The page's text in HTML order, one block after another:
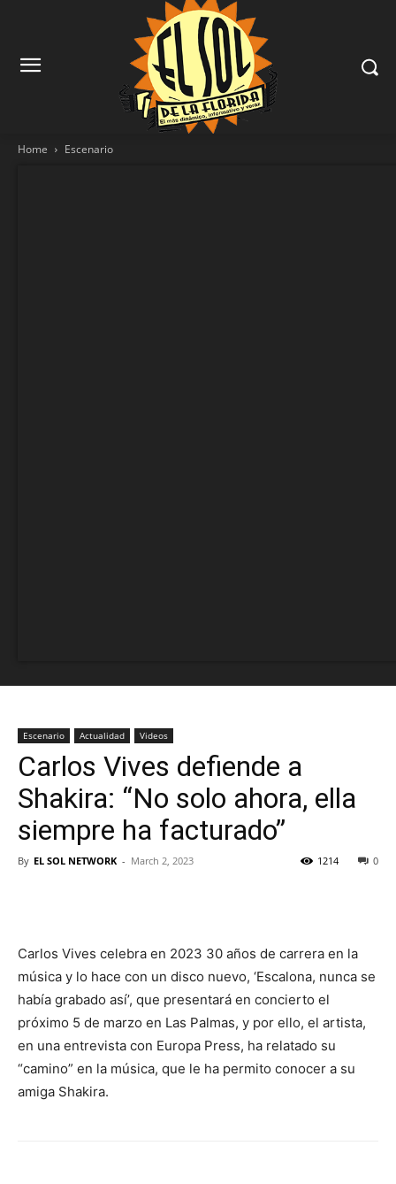
Home Escenario
Escenario Actualidad Videos
Carlos Vives defiende a
Shakira: “No solo ahora, ella
siempre ha facturado”
By EL SOL NETWORK - March 2, 2023 0
1214
Carlos Vives celebra en 2023 30 años de carrera en la
música y lo hace con un disco nuevo, ‘Escalona, nunca se
había grabado así’, que presentará en concierto el
próximo 5 de marzo en Las Palmas, y por ello, el artista,
en una entrevista con Europa Press, ha relatado su
“camino” en la música, que le ha permito conocer a su
amiga Shakira.